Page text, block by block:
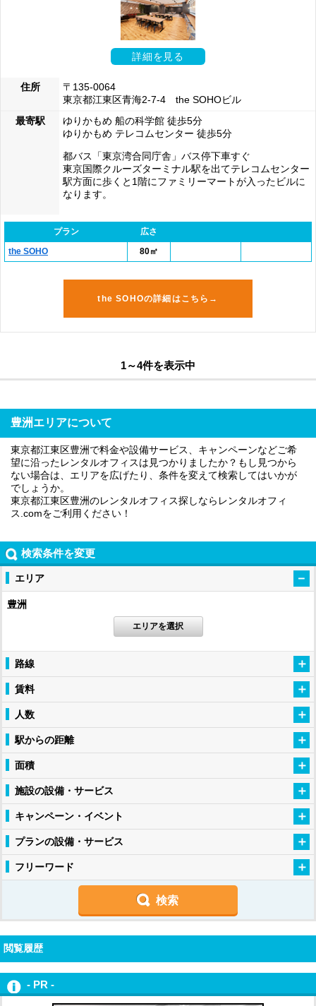
詳細を見る
住所
〒135-0064
東京都江東区青海2-7-4 the SOHOビル
最寄駅
ゆりかもめ 船の科学館 徒歩5分
ゆりかもめ テレコムセンター 徒歩5分
都バス「東京湾合同庁舎」バス停下車すぐ
東京国際クルーズターミナル駅を出てテレコムセンター
駅方面に歩くと1階にファミリーマートが入ったビルに
なります。
プラン
広さ
the SOHO
80㎡
the SOHOの詳細はこちら→
1～4件を表示中
豊洲エリアについて
東京都江東区豊洲で料金や設備サービス、キャンペーンなどご希
望に沿ったレンタルオフィスは見つかりましたか？もし見つから
ない場合は、エリアを広げたり、条件を変えて検索してはいかが
でしょうか。
東京都江東区豊洲のレンタルオフィス探しならレンタルオフィ
ス.comをご利用ください！
検索条件を変更
エリア
豊洲
エリアを選択
路線
賃料
人数
駅からの距離
面積
施設の設備・サービス
キャンペーン・イベント
プランの設備・サービス
フリーワード
閲覧履歴
- PR -